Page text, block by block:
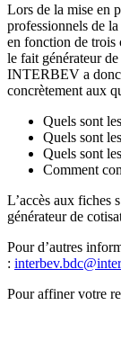
Lors de la mise en
professionnels de
en fonction de trois
le fait générateur
INTERBEV a donc
concrètement aux
Quels sont
Quels sont
Quels sont
Comment
L’accès aux fiches
générateur de
Pour d’autres
:
Pour affiner votre